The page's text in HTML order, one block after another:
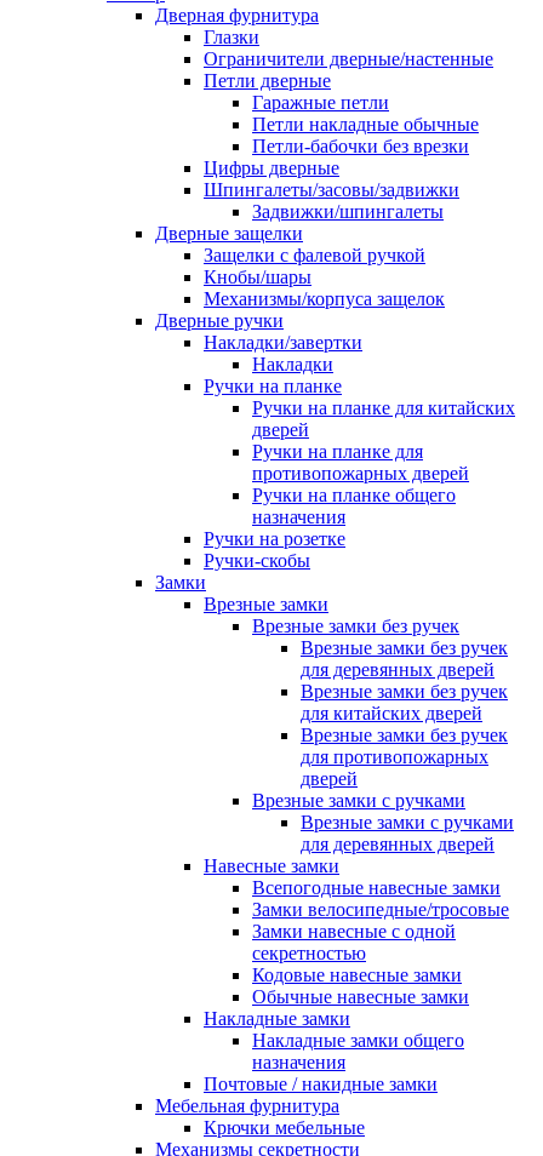
Дверная фурнитура
Глазки
Ограничители дверные/настенные
Петли дверные
Гаражные петли
Петли накладные обычные
Петли-бабочки без врезки
Цифры дверные
Шпингалеты/засовы/задвижки
Задвижки/шпингалеты
Дверные защелки
Защелки с фалевой ручкой
Кнобы/шары
Механизмы/корпуса защелок
Дверные ручки
Накладки/завертки
Накладки
Ручки на планке
Ручки на планке для китайских
дверей
Ручки на планке для
противопожарных дверей
Ручки на планке общего
назначения
Ручки на розетке
Ручки-скобы
Замки
Врезные замки
Врезные замки без ручек
Врезные замки без ручек
для деревянных дверей
Врезные замки без ручек
для китайских дверей
Врезные замки без ручек
для противопожарных
дверей
Врезные замки с ручками
Врезные замки с ручками
для деревянных дверей
Навесные замки
Всепогодные навесные замки
Замки велосипедные/тросовые
Замки навесные с одной
секретностью
Кодовые навесные замки
Обычные навесные замки
Накладные замки
Накладные замки общего
назначения
Почтовые / накидные замки
Мебельная фурнитура
Крючки мебельные
Механизмы секретности